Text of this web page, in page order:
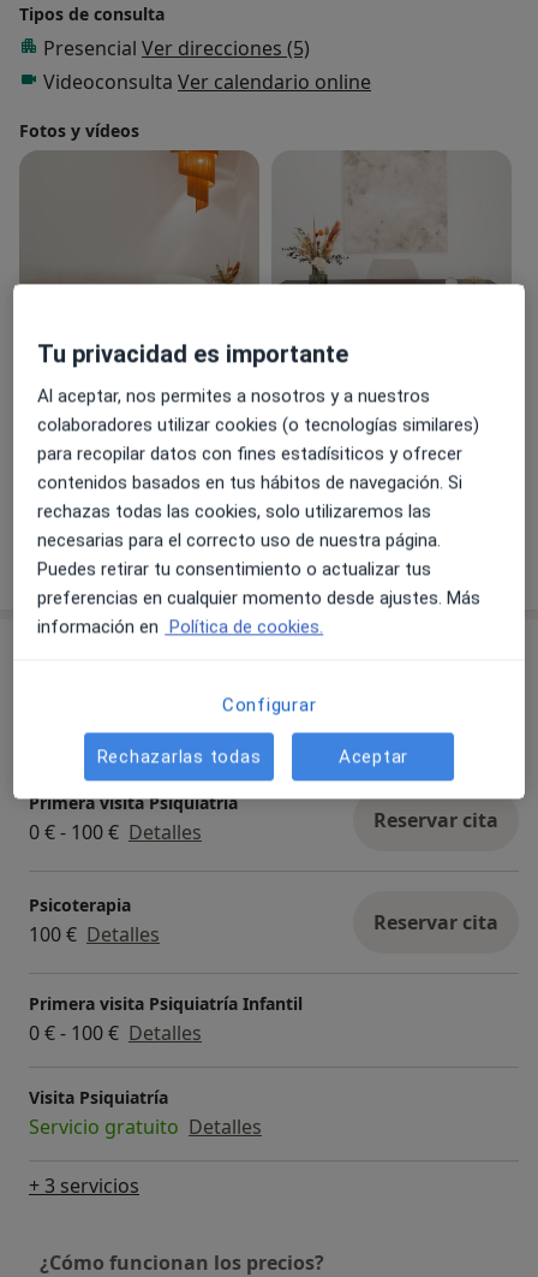
Tipos de consulta
Presencial Ver direcciones (5)
Videoconsulta Ver calendario online
Fotos y vídeos
Ver galería (3)
Pago online aceptado
Ahorra tiempo antes de la visita.
Mostrar más detalles
sobre la experiencia
0 € - 100 € Detalles
Primera visita Psiquiatría
0 € - 100 € Detalles Reservar cita
Psicoterapia
100 € Detalles Reservar cita
Primera visita Psiquiatría Infantil
0 € - 100 € Detalles
Visita Psiquiatría
Servicio gratuito Detalles
+ 3 servicios
¿Cómo funcionan los precios?
Tu privacidad es importante
Al aceptar, nos permites a nosotros y a nuestros
colaboradores utilizar cookies (o tecnologías similares)
para recopilar datos con fines estadísiticos y ofrecer
contenidos basados en tus hábitos de navegación. Si
rechazas todas las cookies, solo utilizaremos las
necesarias para el correcto uso de nuestra página.
Puedes retirar tu consentimiento o actualizar tus
preferencias en cualquier momento desde ajustes. Más
información en Política de cookies.
Configurar
Rechazarlas todas Aceptar